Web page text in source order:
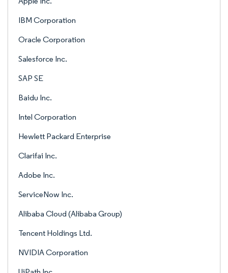
IBM Corporation
Oracle Corporation
Salesforce Inc.
SAP SE
Baidu Inc.
Intel Corporation
Hewlett Packard Enterprise
Clarifai Inc.
Adobe Inc.
ServiceNow Inc.
Alibaba Cloud (Alibaba Group)
Tencent Holdings Ltd.
NVIDIA Corporation